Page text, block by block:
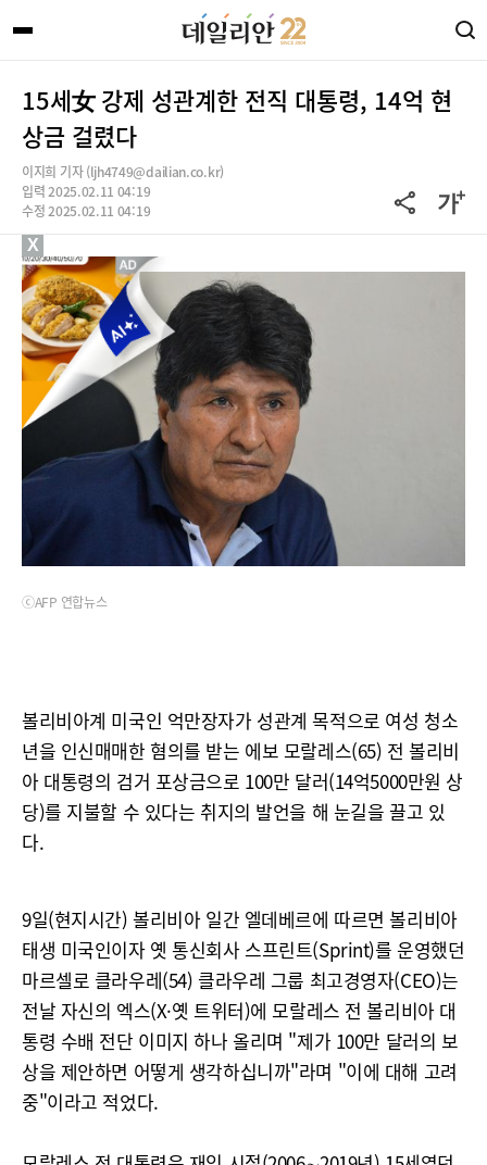
15세女 강제 성관계한 전직 대통령, 14억 현
상금 걸렸다
이지희 기자 (ljh4749@dailian.co.kr)
입력 2025.02.11 04:19
수정 2025.02.11 04:19
ⓒAFP 연합뉴스
볼리비아계 미국인 억만장자가 성관계 목적으로 여성 청소
년을 인신매매한 혐의를 받는 에보 모랄레스(65) 전 볼리비
아 대통령의 검거 포상금으로 100만 달러(14억5000만원 상
당)를 지불할 수 있다는 취지의 발언을 해 눈길을 끌고 있
다.
9일(현지시간) 볼리비아 일간 엘데베르에 따르면 볼리비아
태생 미국인이자 옛 통신회사 스프린트(Sprint)를 운영했던
마르셀로 클라우레(54) 클라우레 그룹 최고경영자(CEO)는
전날 자신의 엑스(X·옛 트위터)에 모랄레스 전 볼리비아 대
통령 수배 전단 이미지 하나 올리며 "제가 100만 달러의 보
상을 제안하면 어떻게 생각하십니까"라며 "이에 대해 고려
중"이라고 적었다.
X